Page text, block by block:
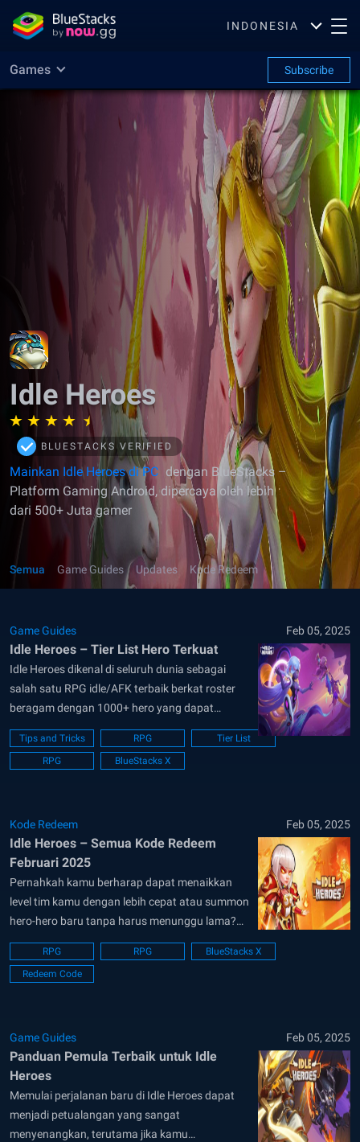
INDONESIA
Games Subscribe
Idle Heroes
BLUESTACKS VERIFIED
Mainkan Idle Heroes di PC dengan BlueStacks –
Platform Gaming Android, dipercaya oleh lebih
dari 500+ Juta gamer
Semua Game Guides Updates Kode Redeem
Game Guides Feb 05, 2025
Idle Heroes – Tier List Hero Terkuat
Idle Heroes dikenal di seluruh dunia sebagai
salah satu RPG idle/AFK terbaik berkat roster
beragam dengan 1000+ hero yang dapat
dikoleksi. Pemain dapat menikmati banyak
hadiah sebagai pemain baru, seperti summon
gratis, even progresi, dan masih banyak lagi.
setiap dua...
Tips and Tricks RPG
Tier List
RPG
BlueStacks X
Kode Redeem Feb 05, 2025
Idle Heroes – Semua Kode Redeem
Februari 2025
Pernahkah kamu berharap dapat menaikkan
level tim kamu dengan lebih cepat atau summon
hero-hero baru tanpa harus menunggu lama?
Itulah gunanya kode, Juara! Kode-kode seperti
pesan-pesan rahasia yang terkandung dalam
gulungan tua berdebu, dan kode-kode dapat
SEPT9LUTZ...
RPG RPG
BlueStacks X
Redeem Code
Game Guides Feb 05, 2025
Panduan Pemula Terbaik untuk Idle
Heroes
Memulai perjalanan baru di Idle Heroes dapat
menjadi petualangan yang sangat
menyenangkan, terutama jika kamu